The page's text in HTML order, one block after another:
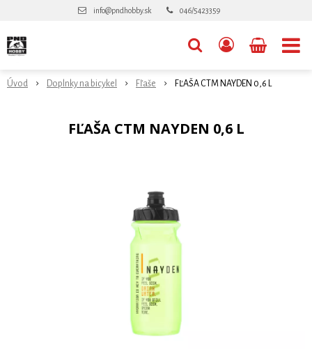
info@pndhobby.sk 046/5423359
Úvod Doplnky na bicykel Fľaše FĽAŠA CTM NAYDEN 0,6 L
FĽAŠA CTM NAYDEN 0,6 L